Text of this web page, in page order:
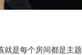
是每个房间都是主